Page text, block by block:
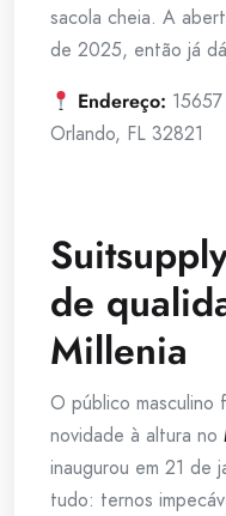
sacola cheia. A
de 2025, então já
Endereço:
Orlando, FL 32821
de
Millenia
O público masculino
novidade à altura no
inaugurou em 21 de
tudo: ternos